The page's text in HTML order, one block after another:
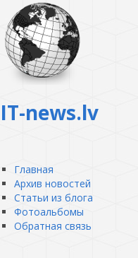
IT-news.lv
Главная
Архив новостей
Статьи из блога
Фотоальбомы
Обратная связь